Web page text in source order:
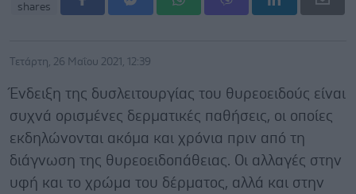
shares
Τετάρτη, 26 Μαΐου 2021, 12:39
Ένδειξη της δυσλειτουργίας του θυρεοειδούς είναι
συχνά ορισμένες δερματικές παθήσεις, οι οποίες
εκδηλώνονται ακόμα και χρόνια πριν από τη
διάγνωση της θυρεοειδοπάθειας. Οι αλλαγές στην
υφή και το χρώμα του δέρματος, αλλά και στην